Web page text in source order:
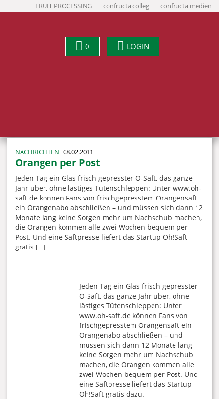
FRUIT PROCESSING confructa colleg confructa medien
0 LOGIN
NACHRICHTEN 08.02.2011
Orangen per Post
Jeden Tag ein Glas frisch gepresster O-Saft, das ganze
Jahr über, ohne lästiges Tütenschleppen: Unter www.oh-
saft.de können Fans von frischgepresstem Orangensaft
ein Orangenabo abschließen – und müssen sich dann 12
Monate lang keine Sorgen mehr um Nachschub machen,
die Orangen kommen alle zwei Wochen bequem per
Post. Und eine Saftpresse liefert das Startup Oh!Saft
gratis […]
Jeden Tag ein Glas frisch gepresster
O-Saft, das ganze Jahr über, ohne
lästiges Tütenschleppen: Unter
www.oh-saft.de können Fans von
frischgepresstem Orangensaft ein
Orangenabo abschließen – und
müssen sich dann 12 Monate lang
keine Sorgen mehr um Nachschub
machen, die Orangen kommen alle
zwei Wochen bequem per Post. Und
eine Saftpresse liefert das Startup
Oh!Saft gratis dazu.